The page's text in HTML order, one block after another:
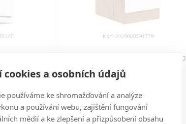
cookies a osobních údajů
používáme ke shromažďování a analýze
a používání webu, zajištění fungování
médií a ke zlepšení a přizpůsobení obsahu
HG - 30
1F)
kuchyňská linka VIGO BÍLÁ HG - 40
dolní (40 D 1F)
14 dní
1 509 Kč
Kód: 2000000391779